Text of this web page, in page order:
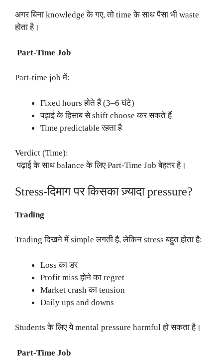
अगर बिना knowledge के गए, तो time के साथ पैसा भी waste
होता है।
Part-Time Job
Part-time job में:
Fixed hours होते हैं (3–6 घंटे)
पढ़ाई के हिसाब से shift choose कर सकते हैं
Time predictable रहता है
Verdict (Time):
पढ़ाई के साथ balance के लिए Part-Time Job बेहतर है।
Stress-दिमाग पर किसका ज़्यादा pressure?
Trading
Trading दिखने में simple लगती है, लेकिन stress बहुत होता है:
Loss का डर
Profit miss होने का regret
Market crash का tension
Daily ups and downs
Students के लिए ये mental pressure harmful हो सकता है।
Part-Time Job